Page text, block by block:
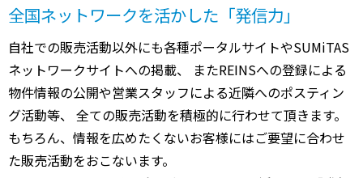
全国ネットワークを活かした「発信力」
自社での販売活動以外にも各種ポータルサイトやSUMiTAS
ネットワークサイトへの掲載、 またREINSへの登録による
物件情報の公開や営業スタッフによる近隣へのポスティン
グ活動等、 全ての販売活動を積極的に行わせて頂きます。
もちろん、情報を広めたくないお客様にはご要望に合わせ
た販売活動をおこないます。